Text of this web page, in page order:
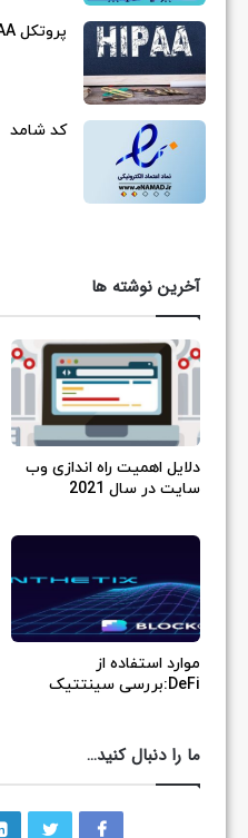
پروتکل HIPAA چیست؟
کد شامد
آخرین نوشته ها
دلایل اهمیت راه اندازی وب
سایت در سال 2021
موارد استفاده از
DeFi:بررسی سینتتیک
ما را دنبال کنید…